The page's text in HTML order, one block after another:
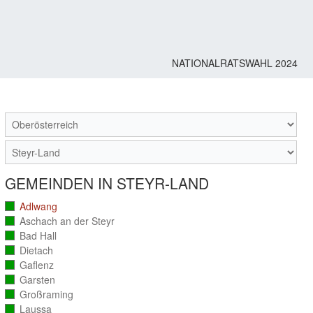
NATIONALRATSWAHL 2024
GEMEINDEN IN STEYR-LAND
Adlwang
(vollständig
ausgezählt)
Aschach an der Steyr
(vollständig
ausgezählt)
Bad Hall
(vollständig
ausgezählt)
Dietach
(vollständig
ausgezählt)
Gaflenz
(vollständig
ausgezählt)
Garsten
(vollständig
ausgezählt)
Großraming
(vollständig
ausgezählt)
Laussa
(vollständig